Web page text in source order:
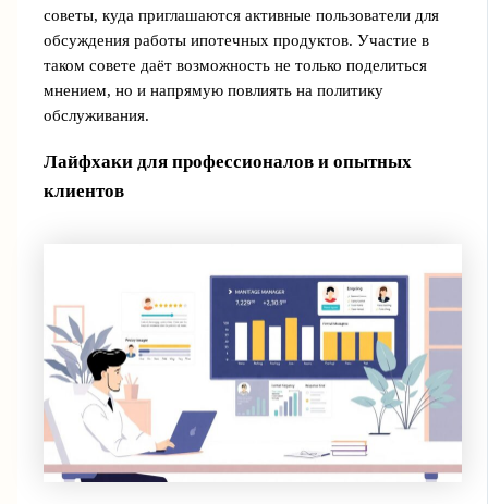
советы, куда приглашаются активные пользователи для
обсуждения работы ипотечных продуктов. Участие в
таком совете даёт возможность не только поделиться
мнением, но и напрямую повлиять на политику
обслуживания.
Лайфхаки для профессионалов и опытных
клиентов